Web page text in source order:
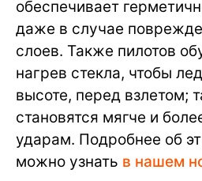
обеспечивает
даже в случае
слоев. Также пилотов
нагрев стекла, чтобы
высоте, перед взлетом;
становятся мягче и
ударам. Подробнее об
можно узнать в нашем